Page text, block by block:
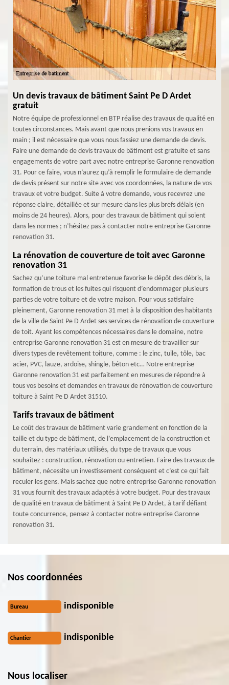
Un devis travaux de bâtiment Saint Pe D Ardet
gratuit
Notre équipe de professionnel en BTP réalise des travaux de qualité en
toutes circonstances. Mais avant que nous prenions vos travaux en
main ; il est nécessaire que vous nous fassiez une demande de devis.
Faire une demande de devis travaux de bâtiment est gratuite et sans
engagements de votre part avec notre entreprise Garonne renovation
31. Pour ce faire, vous n’aurez qu’à remplir le formulaire de demande
de devis présent sur notre site avec vos coordonnées, la nature de vos
travaux et votre budget. Suite à votre demande, vous recevrez une
réponse claire, détaillée et sur mesure dans les plus brefs délais (en
moins de 24 heures). Alors, pour des travaux de bâtiment qui soient
dans les normes ; n’hésitez pas à contacter notre entreprise Garonne
renovation 31.
La rénovation de couverture de toit avec Garonne
renovation 31
Sachez qu’une toiture mal entretenue favorise le dépôt des débris, la
formation de trous et les fuites qui risquent d’endommager plusieurs
parties de votre toiture et de votre maison. Pour vous satisfaire
pleinement, Garonne renovation 31 met à la disposition des habitants
de la ville de Saint Pe D Ardet ses services de rénovation de couverture
de toit. Ayant les compétences nécessaires dans le domaine, notre
entreprise Garonne renovation 31 est en mesure de travailler sur
divers types de revêtement toiture, comme : le zinc, tuile, tôle, bac
acier, PVC, lauze, ardoise, shingle, béton etc… Notre entreprise
Garonne renovation 31 est parfaitement en mesures de répondre à
tous vos besoins et demandes en travaux de rénovation de couverture
toiture à Saint Pe D Ardet 31510.
Tarifs travaux de bâtiment
Le coût des travaux de bâtiment varie grandement en fonction de la
taille et du type de bâtiment, de l’emplacement de la construction et
du terrain, des matériaux utilisés, du type de travaux que vous
souhaitez : construction, rénovation ou entretien. Faire des travaux de
bâtiment, nécessite un investissement conséquent et c’est ce qui fait
reculer les gens. Mais sachez que notre entreprise Garonne renovation
31 vous fournit des travaux adaptés à votre budget. Pour des travaux
de qualité en travaux de bâtiment à Saint Pe D Ardet, à tarif défiant
toute concurrence, pensez à contacter notre entreprise Garonne
renovation 31.
Nos coordonnées
Bureau indisponible
Chantier indisponible
Nous localiser